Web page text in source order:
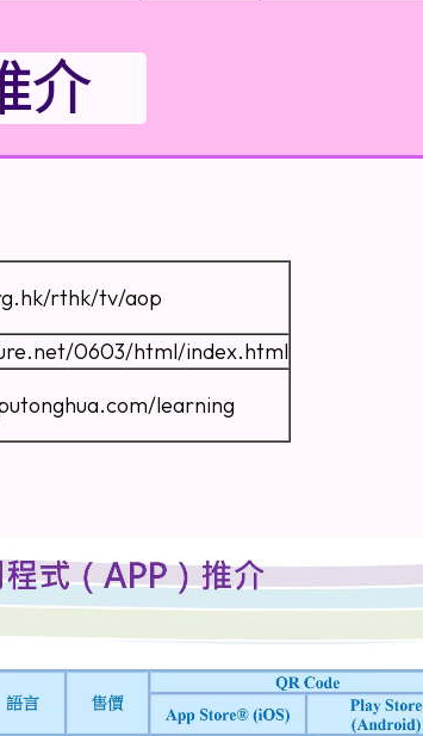
介
rthk/tv/aop
0603/html/index.html
learning